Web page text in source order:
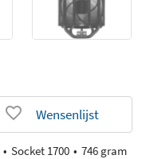
Wensenlijst
Socket 1700 746 gram